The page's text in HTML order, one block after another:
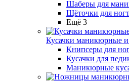
Шаберы для
Щёточки для
Ещё 3
Кусачки маникюрные
Книпсеры для
Кусачки для
Маникюрные